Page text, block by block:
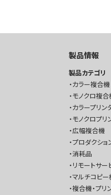
製品情報
製品カテゴリ
カラー複合機
モノクロ複合
カラープリン
モノクロプリ
広幅複合機
プロダクショ
消耗品
リモートサー
マルチコピー
複合機・プリ